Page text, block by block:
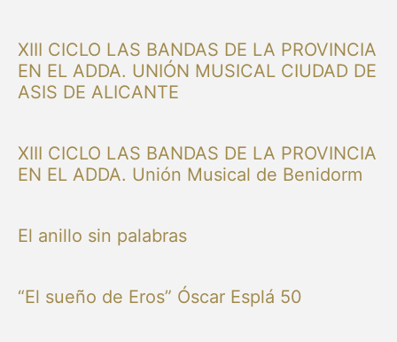
XIII CICLO LAS BANDAS DE LA PROVINCIA
EN EL ADDA. UNIÓN MUSICAL CIUDAD DE
ASIS DE ALICANTE
XIII CICLO LAS BANDAS DE LA PROVINCIA
EN EL ADDA. Unión Musical de Benidorm
El anillo sin palabras
“El sueño de Eros” Óscar Esplá 50